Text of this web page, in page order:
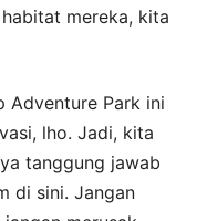
mereka, kita
Adventure Park ini
lho. Jadi, kita
tanggung jawab
di sini. Jangan